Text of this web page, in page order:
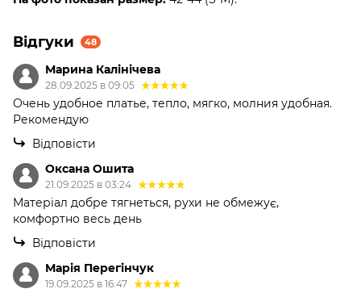
Відгуки 48
Марина Калінічева
28.09.2025 в 09:05
Очень удобное платье, тепло, мягко, молния удобная.
Рекомендую
Відповісти
Оксана Ошита
21.09.2025 в 03:24
Матеріал добре тягнеться, рухи не обмежує,
комфортно весь день
Відповісти
Марія Перегінчук
19.09.2025 в 16:47